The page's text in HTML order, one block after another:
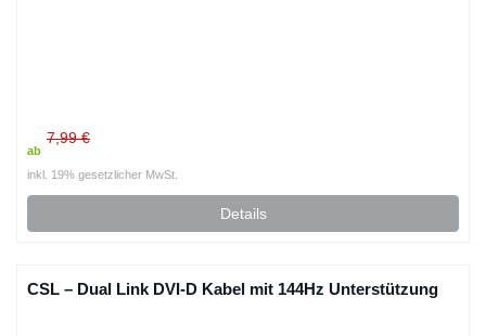
ab
7,99 €
inkl. 19% gesetzlicher MwSt.
Details
CSL – Dual Link DVI-D Kabel mit 144Hz Unterstützung